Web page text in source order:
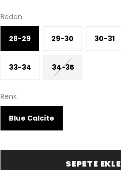
Beden
28-29 29-30 30-31
33-34 34-35
Renk
Blue Calcite
SEPETE EKLE